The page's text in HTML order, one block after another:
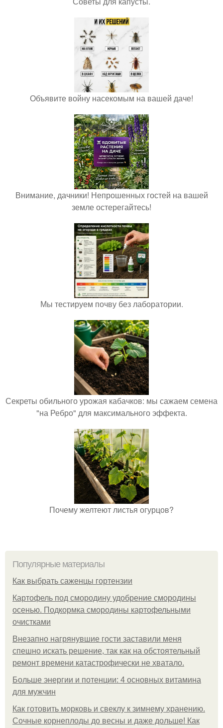
Объявите войну насекомым на вашей даче!
Внимание, дачники! Непрошенных гостей на вашей
земле остерегайтесь!
Мы тестируем почву без лаборатории.
Секреты обильного урожая кабачков: мы сажаем семена
"на Ребро" для максимального эффекта.
Почему желтеют листья огурцов?
Популярные материалы
Как выбрать саженцы гортензии
Картофель под смородину удобрение смородины
осенью. Подкормка смородины картофельными
очистками
Внезапно нагрянувшие гости заставили меня
спешно искать решение, так как на обстоятельный
ремонт времени катастрофически не хватало.
Больше энергии и потенции: 4 основных витамина
для мужчин
Как готовить морковь и свеклу к зимнему хранению.
Сочные корнеплоды до весны и даже дольше! Как